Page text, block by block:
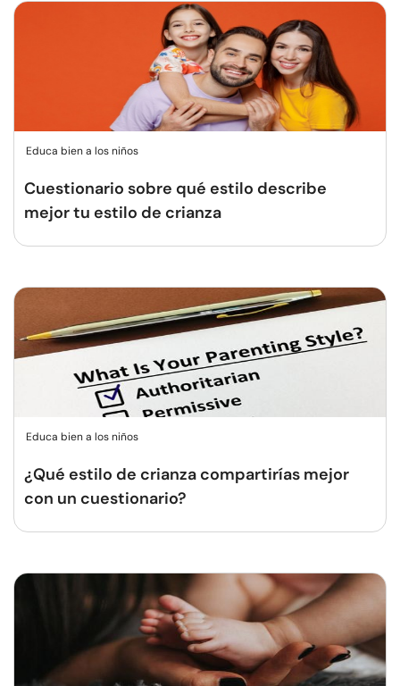
Educa bien a los niños
Cuestionario sobre qué estilo describe
mejor tu estilo de crianza
Educa bien a los niños
¿Qué estilo de crianza compartirías mejor
con un cuestionario?